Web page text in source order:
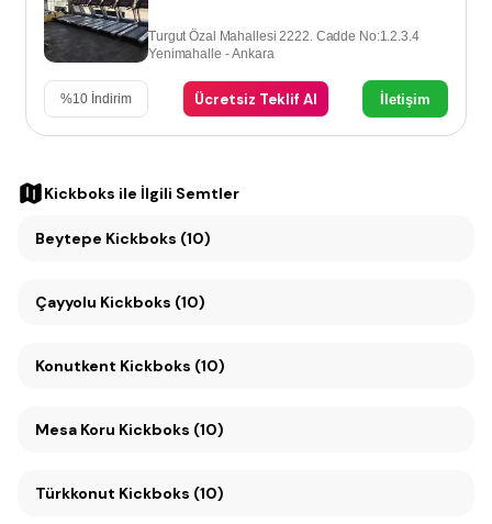
Turgut Özal Mahallesi 2222. Cadde No:1.2.3.4
Yenimahalle - Ankara
%10 İndirim Ücretsiz Teklif Al İletişim
Kickboks ile İlgili Semtler
Beytepe Kickboks (10)
Çayyolu Kickboks (10)
Konutkent Kickboks (10)
Mesa Koru Kickboks (10)
Türkkonut Kickboks (10)